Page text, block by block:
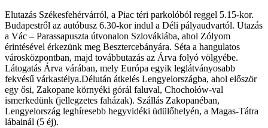
Elutazás Székesfehérvárról, a Piac téri parkolóból reggel 5.15-kor.
Budapestről az autóbusz 6.30-kor indul a Déli pályaudvartól. Utazás
a Vác – Parassapuszta útvonalon Szlovákiába, ahol Zólyom
érintésével érkezünk meg Besztercebányára. Séta a hangulatos
városközpontban, majd továbbutazás az Árva folyó völgyébe.
Látogatás Árva várában, mely Európa egyik leglátványosabb
fekvésű várkastélya.Délután átkelés Lengyelországba, ahol először
egy ősi, Zakopane környéki górál faluval, Chochołów-val
ismerkedünk (jellegzetes faházak). Szállás Zakopanéban,
Lengyelország leghíresebb hegyvidéki üdülőhelyén, a Magas-Tátra
lábainál (5 éj).